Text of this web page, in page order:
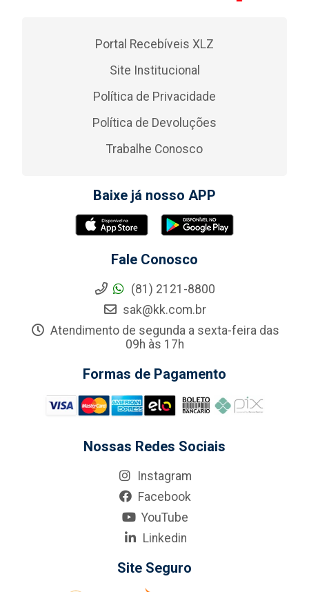
Portal Recebíveis XLZ
Site Institucional
Política de Privacidade
Política de Devoluções
Trabalhe Conosco
Baixe já nosso APP
Fale Conosco
(81) 2121-8800
sak@kk.com.br
Atendimento de segunda a sexta-feira das
09h às 17h
Formas de Pagamento
Nossas Redes Sociais
Instagram
Facebook
YouTube
Linkedin
Site Seguro